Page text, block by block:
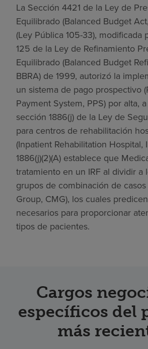
La Sección 4421 de la Ley de
Equilibrado (Balanced Budget
(Ley Pública 105-33), modificada
125 de la Ley de Refinamiento
Equilibrado (Balanced Budget
BBRA) de 1999, autorizó la
un sistema de pago prospectivo
Payment System, PPS) por alta,
sección 1886(j) de la Ley de
para centros de rehabilitación
(Inpatient Rehabilitation Hospital,
1886(j)(2)(A) establece que
tratamiento en un IRF al dividir a
grupos de combinación de casos
Group, CMG), los cuales
necesarios para proporcionar
tipos de pacientes.
Cargos
específicos del
más